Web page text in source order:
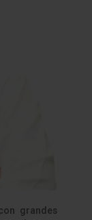
grandes